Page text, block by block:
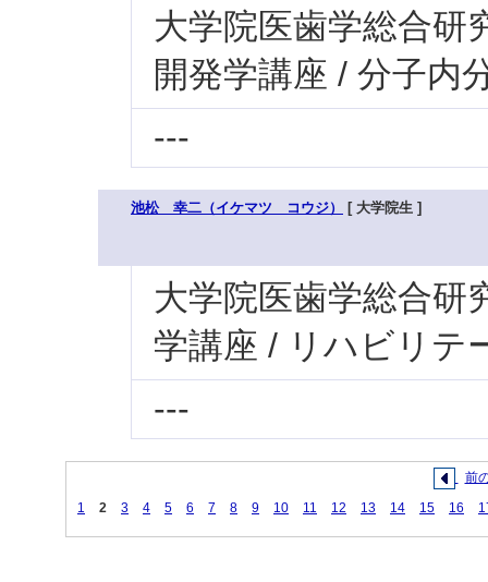
大学院医歯学総合研
開発学講座 / 分子内
---
池松 幸二（イケマツ コウジ） [ 大学院生 ]
大学院医歯学総合研
学講座 / リハビリテ
---
前
1
2 3 4 5 6 7 8 9 10 11 12 13 14 15 16